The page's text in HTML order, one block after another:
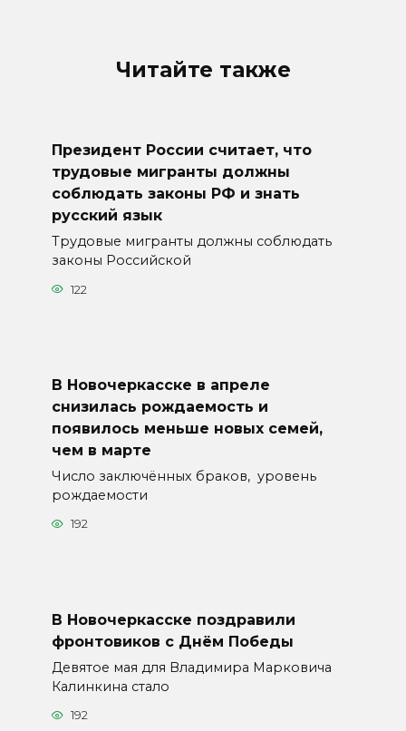
Читайте также
Президент России считает, что
трудовые мигранты должны
соблюдать законы РФ и знать
русский язык
Трудовые мигранты должны соблюдать
законы Российской
122
В Новочеркасске в апреле
снизилась рождаемость и
появилось меньше новых семей,
чем в марте
Число заключённых браков, уровень
рождаемости
192
В Новочеркасске поздравили
фронтовиков с Днём Победы
Девятое мая для Владимира Марковича
Калинкина стало
192